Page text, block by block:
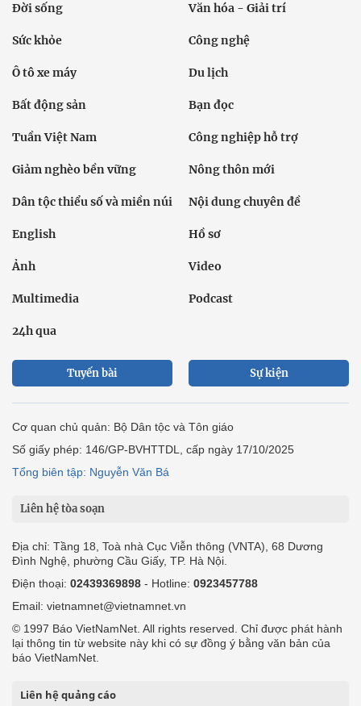
Đời sống Văn hóa - Giải trí
Sức khỏe Công nghệ
Ô tô xe máy Du lịch
Bất động sản Bạn đọc
Tuần Việt Nam Công nghiệp hỗ trợ
Giảm nghèo bền vững Nông thôn mới
Dân tộc thiểu số và miền núi Nội dung chuyên đề
English Hồ sơ
Ảnh Video
Multimedia Podcast
24h qua
Tuyến bài Sự kiện
Cơ quan chủ quản: Bộ Dân tộc và Tôn giáo
Số giấy phép: 146/GP-BVHTTDL, cấp ngày 17/10/2025
Tổng biên tập: Nguyễn Văn Bá
Liên hệ tòa soạn
Địa chỉ: Tầng 18, Toà nhà Cục Viễn thông (VNTA), 68 Dương
Đình Nghệ, phường Cầu Giấy, TP. Hà Nội.
Điện thoại: 02439369898 - Hotline: 0923457788
Email: vietnamnet@vietnamnet.vn
© 1997 Báo VietNamNet. All rights reserved. Chỉ được phát hành
lại thông tin từ website này khi có sự đồng ý bằng văn bản của
báo VietNamNet.
Liên hệ quảng cáo